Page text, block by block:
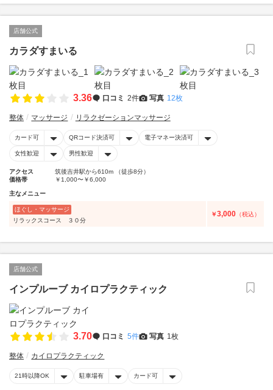
店舗公式
カラダすまいる
3.36 口コミ 2件 写真 12枚
整体 マッサージ リラクゼーションマッサージ
カード可 QRコード決済可 電子マネー決済可
女性歓迎 男性歓迎
アクセス
筑後吉井駅から610m （徒歩8分）
価格帯
￥1,000〜￥6,000
主なメニュー
ほぐし・マッサージ
リラックスコース ３０分
￥3,000 （税込）
店舗公式
インプルーブ カイロプラクティック
3.70 口コミ 5件 写真 1枚
整体 カイロプラクティック
21時以降OK 駐車場有 カード可